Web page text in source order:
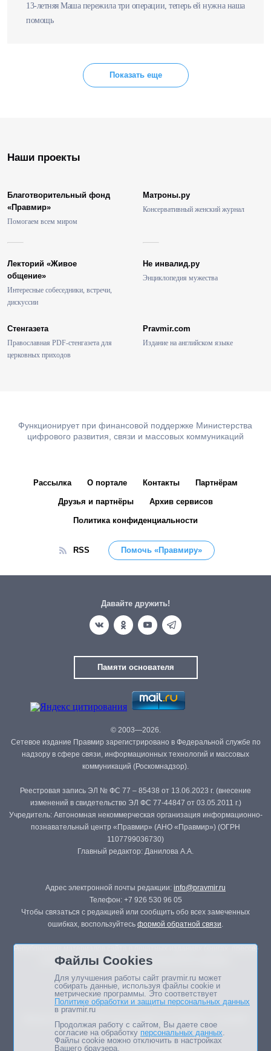
13-летняя Маша пережила три операции, теперь ей нужна наша
помощь
Показать еще
Наши проекты
Благотворительный фонд
«Правмир»
Помогаем всем миром
Матроны.ру
Консервативный женский журнал
Лекторий «Живое
общение»
Интересные собеседники, встречи,
дискуссии
Не инвалид.ру
Энциклопедия мужества
Стенгазета
Православная PDF-стенгазета для
церковных приходов
Pravmir.com
Издание на английском языке
Функционирует при финансовой поддержке Министерства
цифрового развития, связи и массовых коммуникаций
Рассылка О портале Контакты Партнёрам
Друзья и партнёры Архив сервисов
Политика конфиденциальности
RSS Помочь «Правмиру»
Давайте дружить!
Памяти основателя
© 2003—2026.
Сетевое издание Правмир зарегистрировано в Федеральной службе по
надзору в сфере связи, информационных технологий и массовых
коммуникаций (Роскомнадзор).
Реестровая запись ЭЛ № ФС 77 – 85438 от 13.06.2023 г. (внесение
изменений в свидетельство ЭЛ ФС 77-44847 от 03.05.2011 г.)
Учредитель: Автономная некоммерческая организация информационно-
познавательный центр «Правмир» (АНО «Правмир») (ОГРН
1107799036730)
Главный редактор: Данилова А.А.
Адрес электронной почты редакции: info@pravmir.ru
Телефон: +7 926 530 96 05
Чтобы связаться с редакцией или сообщить обо всех замеченных
ошибках, воспользуйтесь формой обратной связи.
Републикация материалов сайта в печатных изданиях (книгах, прессе)
возможна только с письменного разрешения редакции.
редакции.
Файлы Cookies
Для улучшения работы сайт pravmir.ru может
собирать данные, используя файлы cookie и
метрические программы. Это соответствует
Политике обработки и защиты персональных данных
в pravmir.ru
Продолжая работу с сайтом, Вы даете свое
согласие на обработку персональных данных.
Файлы cookie можно отключить в настройках
Вашего браузера.